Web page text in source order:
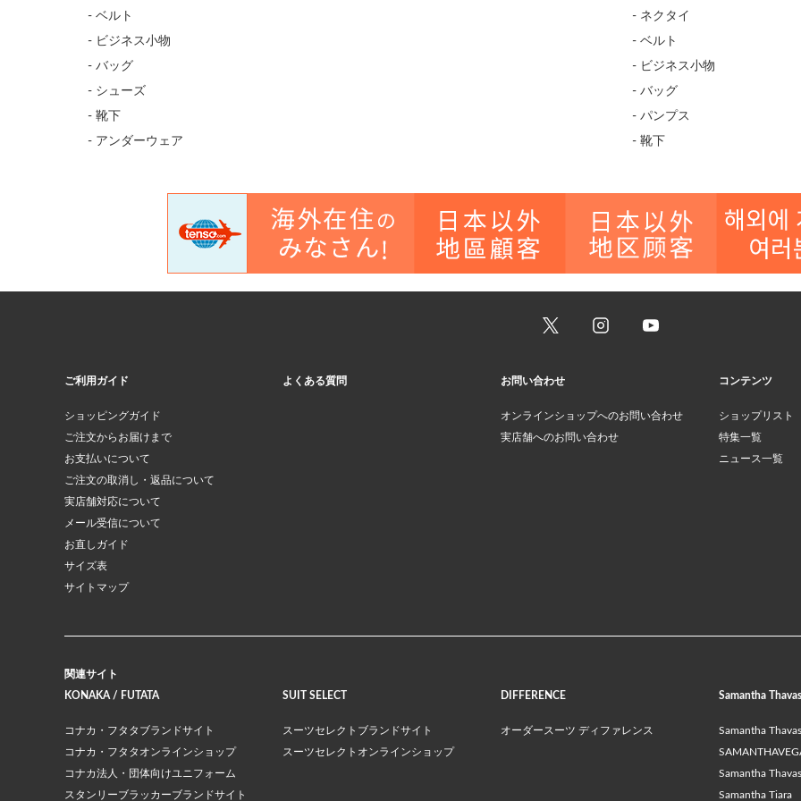
- ベルト
- ビジネス小物
- バッグ
- シューズ
- 靴下
- アンダーウェア
- ネクタイ
- ベルト
- ビジネス小物
- バッグ
- パンプス
- 靴下
ご利用ガイド
ショッピングガイド
ご注文からお届けまで
お支払いについて
ご注文の取消し・返品について
実店舗対応について
メール受信について
お直しガイド
サイズ表
サイトマップ
よくある質問 お問い合わせ
オンラインショップへのお問い合わせ
実店舗へのお問い合わせ
コンテンツ
ショップリスト
特集一覧
ニュース一覧
関連サイト
KONAKA / FUTATA
コナカ・フタタブランドサイト
コナカ・フタタオンラインショップ
コナカ法人・団体向けユニフォーム
スタンリーブラッカーブランドサイト
SUIT SELECT
スーツセレクトブランドサイト
スーツセレクトオンラインショップ
DIFFERENCE
オーダースーツ ディファレンス
Samantha
Samantha
Samantha
Samantha Tiara